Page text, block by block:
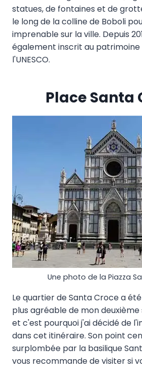
statues, de fontaines et de
le long de la colline de Boboli
imprenable sur la ville. Depuis
également inscrit au patrimoine
l'UNESCO.
Place Santa
Une photo de la Piazza
Le quartier de Santa Croce a
plus agréable de mon deuxième
et c'est pourquoi j'ai décidé de
dans cet itinéraire. Son point
surplombée par la basilique
vous recommande de visiter si